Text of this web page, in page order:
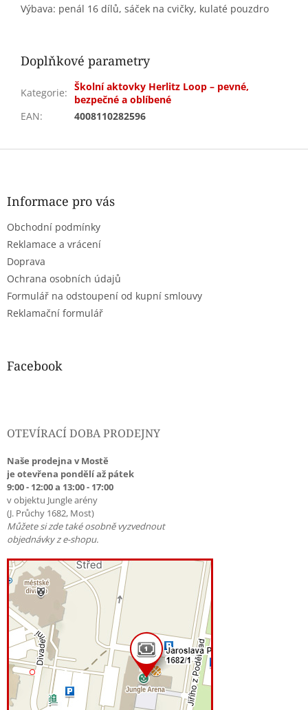
Výbava: penál 16 dílů, sáček na cvičky, kulaté pouzdro
Doplňkové parametry
Kategorie: Školní aktovky Herlitz Loop – pevné,
bezpečné a oblíbené
EAN: 4008110282596
Z
Informace pro vás
Obchodní podmínky
Reklamace a vrácení
Doprava
Ochrana osobních údajů
Formulář na odstoupení od kupní smlouvy
Reklamační formulář
Facebook
OTEVÍRACÍ DOBA PRODEJNY
Naše prodejna v Mostě
je otevřena pondělí až pátek
9:00 - 12:00 a 13:00 - 17:00
v objektu Jungle arény
(J. Průchy 1682, Most)
Můžete si zde také osobně vyzvednout
objednávky z e-shopu.